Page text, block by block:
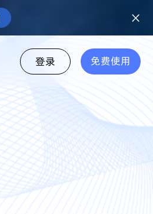
登录 免费使用